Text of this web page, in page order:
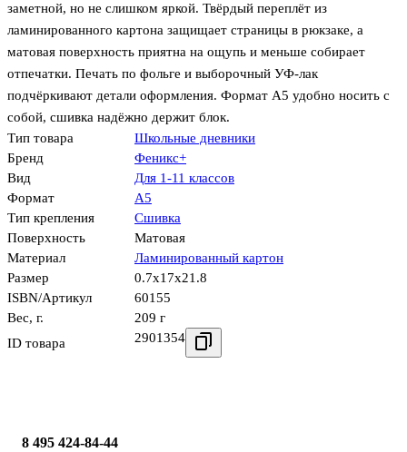
заметной, но не слишком яркой. Твёрдый переплёт из
ламинированного картона защищает страницы в рюкзаке, а
матовая поверхность приятна на ощупь и меньше собирает
отпечатки. Печать по фольге и выборочный УФ-лак
подчёркивают детали оформления. Формат А5 удобно носить с
собой, сшивка надёжно держит блок.
Тип товара
Школьные дневники
Бренд
Феникс+
Вид
Для 1-11 классов
Формат
А5
Тип крепления
Сшивка
Поверхность
Матовая
Материал
Ламинированный картон
Размер
0.7x17x21.8
ISBN/Артикул
60155
Вес, г.
209 г
ID товара
2901354
8 495 424-84-44